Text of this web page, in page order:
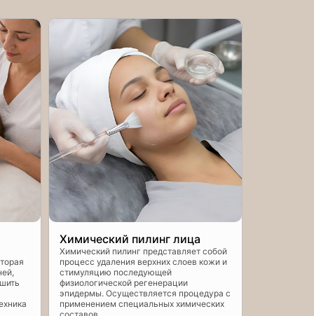
Химический пилинг лица
Химический пилинг представляет собой
процесс удаления верхних слоев кожи и
стимуляцию последующей
физиологической регенерации
эпидермы. Осуществляется процедура с
применением специальных химических